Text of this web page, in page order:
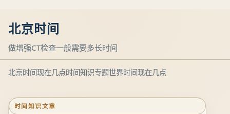
北京时间
做增强CT检查一般需要多长时间
北京时间现在几点时间知识专题世界时间现在几点
时间知识文章